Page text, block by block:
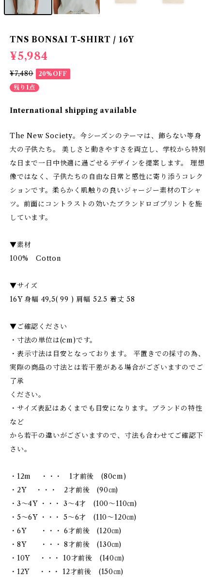
TNS BONSAI T-SHIRT / 16Y
¥5,984
¥7,480
20%OFF
残り1点
International shipping available
The New Society。今シーズンのテーマは、飾らない等身
大の子供たち。 美しさと動きやすさを両立し、学校から特別
な日まで一日中快適に過ごせるデザインを提案します。 理想
像ではなく、子供たちの自由な日常と感性に寄り添うコレク
ションです。柔らかく肌触りの良いジャージー素材のTシャ
ツ。前面にコントラストの効いたブランドロゴプリントを施
しています。
▼素材
100% Cotton
▼サイズ
16Y 身幅 49,5( 99 ) 肩幅 52.5 着丈 58
▼ご確認ください
・寸法の単位は(cm)です。
・表示寸法は目安となっております。 平置きでの採寸の為、
実際の商品の寸法とは若干差がある場合がございますのでご
了承
ください。
・サイズ表記はあくまでも目安になります。ブランドの特性
など
から若干の違いがございますので、寸法も合わせてご確認下
さい。
・12m ・・・ 1才前後 (80cm)
・2Y ・・・ 2才前後 (90㎝)
・3～4Y ・・・ 3～4才 (100～110㎝)
・5～6Y ・・・ 5～6才 (110～120㎝)
・6Y ・・・ 6才前後 (120㎝)
・8Y ・・・ 8才前後 (130㎝)
・10Y ・・・ 10才前後 (140㎝)
・12Y ・・・ 12才前後 (150㎝)